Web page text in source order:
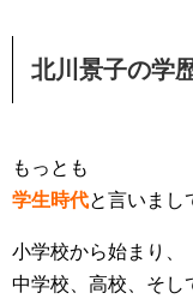
北川景子の学
もっとも
学生時代と言いまし
小学校から始まり、
中学校、高校、そし